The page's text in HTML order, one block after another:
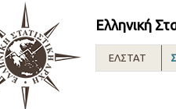
Ελληνική
ΕΛΣΤΑΤ